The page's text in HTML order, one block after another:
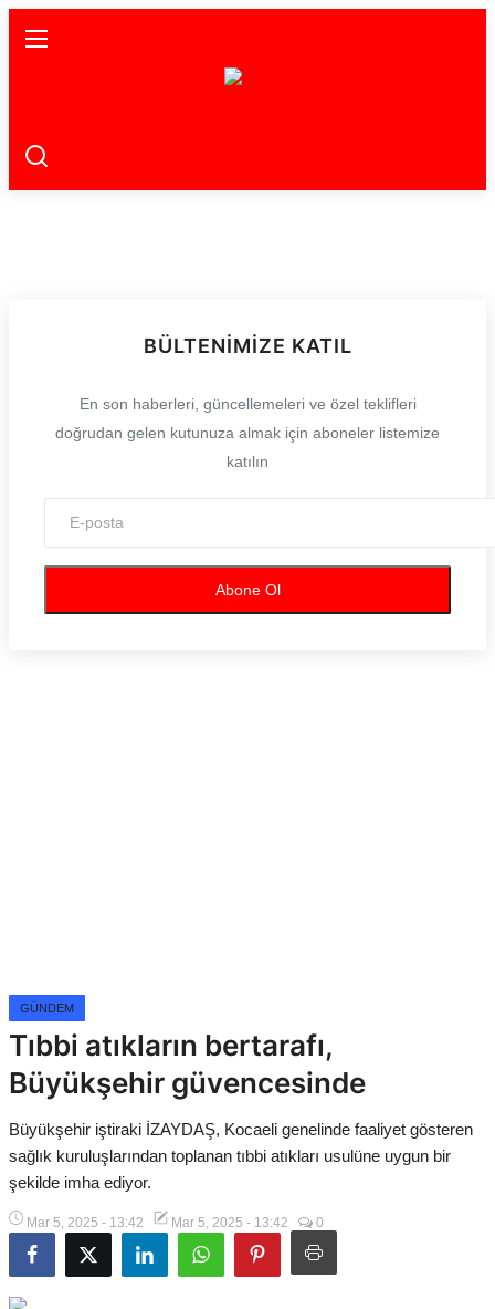
Gündem
Spor
Gizlilik Politikası
Çerez Politikası
Kullanım Şartnamesi
Veri Politikası
BÜLTENIMIZE KATIL
En son haberleri, güncellemeleri ve özel teklifleri
doğrudan gelen kutunuza almak için aboneler listemize
katılın
Abone Ol
GÜNDEM
Tıbbi atıkların bertarafı,
Büyükşehir güvencesinde
Büyükşehir iştiraki İZAYDAŞ, Kocaeli genelinde faaliyet gösteren
sağlık kuruluşlarından toplanan tıbbi atıkları usulüne uygun bir
şekilde imha ediyor.
Mar 5, 2025 - 13:42 Mar 5, 2025 - 13:42 0